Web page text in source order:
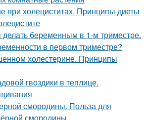
при холециститах. Принципы диеты
делать беременным в 1-м триместре.
в первом триместре?
холестерине. Принципы
гвоздики в теплице.
смородины. Польза для
смородины